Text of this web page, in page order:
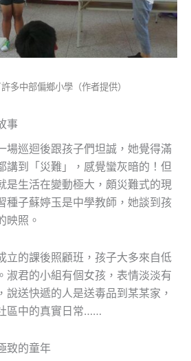
多中部偏鄉小學（作者提供）
事
場巡迴後跟孩子們坦誠，她覺得滿
講到「災難」，感覺蠻灰暗的！但
是生活在變動極大，頗災難式的現
種子蘇婷玉是中學教師，她談到孩
映照。
立的課後照顧班，孩子大多來自低
淑君的小組有個女孩，表情淡淡有
說送快遞的人是送毒品到某某家，
區中的真實日常……
致的童年